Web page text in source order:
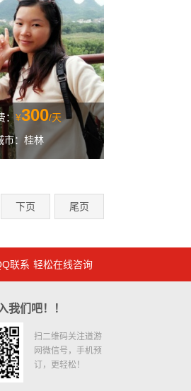
： ¥300/天
市：桂林
下页 尾页
联系 轻松在线咨询
我们吧！！
扫二维码关注道游
网微信号，手机预
订，更轻松！